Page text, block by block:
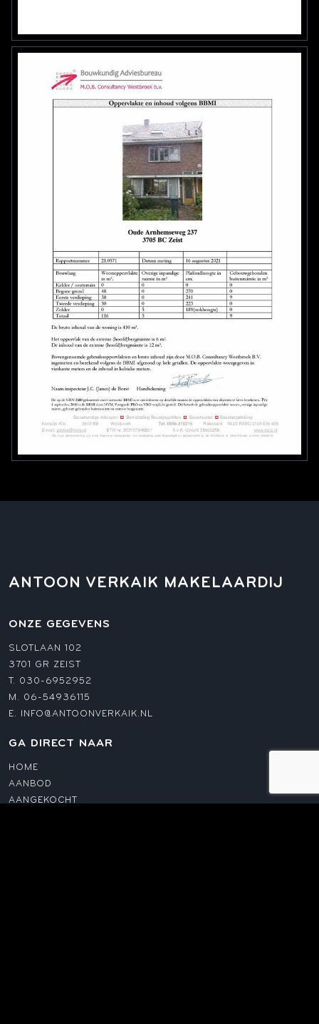
ANTOON VERKAIK MAKELAARDIJ
ONZE GEGEVENS
SLOTLAAN 102
3701 GR ZEIST
T. 030-6952952
M. 06-54936115
E.
INFO@ANTOONVERKAIK.NL
GA DIRECT NAAR
HOME
AANBOD
AANGEKOCHT